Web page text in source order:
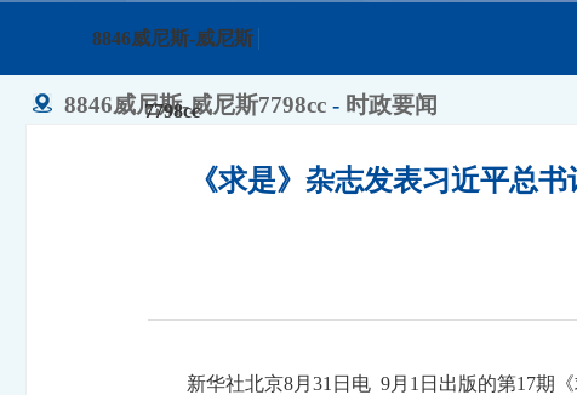
8846威尼斯-威尼斯
7798cc
8846威尼斯-威尼斯7798cc - 时政要闻
《求是》杂志发表习近平总
新华社北京8月31日电 9月1日出版的第17期